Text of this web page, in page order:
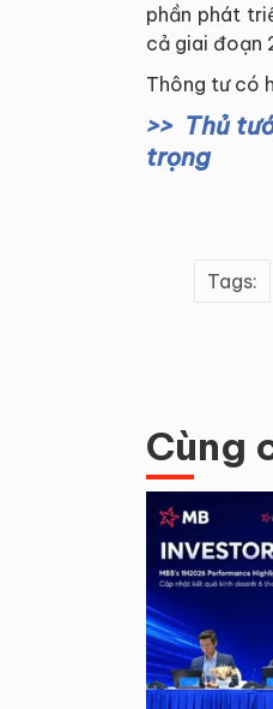
phần phát
cả giai đoạn
Thông tư có
Thủ
trọng
Tags:
Cùng